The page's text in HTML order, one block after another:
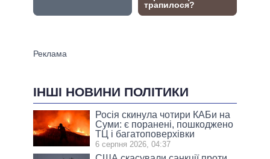
ІНШІ НОВИНИ ПОЛІТИКИ
Росія скинула чотири КАБи на
Суми: є поранені, пошкоджено
ТЦ і багатоповерхівки
6 серпня 2026, 04:37